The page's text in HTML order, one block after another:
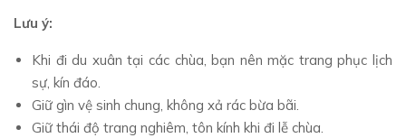
Lưu ý:
Khi đi du xuân tại các chùa, bạn nên mặc trang phục lịch
sự, kín đáo.
Giữ gìn vệ sinh chung, không xả rác bừa bãi.
Giữ thái độ trang nghiêm, tôn kính khi đi lễ chùa.